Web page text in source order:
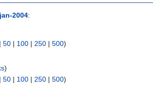
2004:
| 50 | 100 | 250 | 500)
)
| 50 | 100 | 250 | 500)